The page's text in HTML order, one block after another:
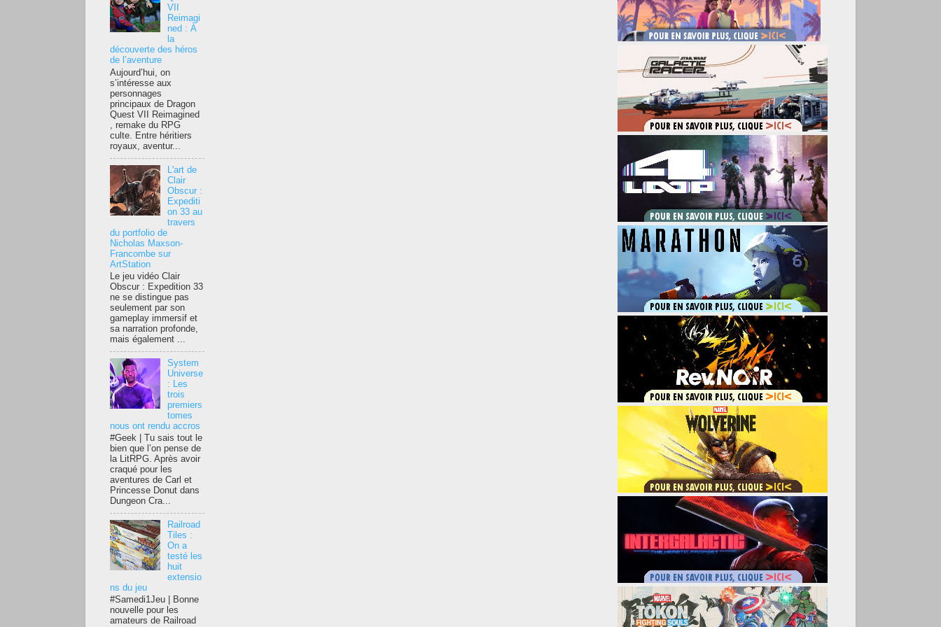
VII
Reimagi
ned : À
la
découverte des héros
de l’aventure
Aujourd’hui, on
s’intéresse aux
personnages
principaux de Dragon
Quest VII Reimagined
, remake du RPG
culte. Entre héritiers
royaux, aventur...
L'art de
Clair
Obscur :
Expediti
on 33 au
travers
du portfolio de
Nicholas Maxson-
Francombe sur
ArtStation
Le jeu vidéo Clair
Obscur : Expedition 33
ne se distingue pas
seulement par son
gameplay immersif et
sa narration profonde,
mais également ...
System
Universe
: Les
trois
premiers
tomes
nous ont rendu accros
#Geek | Tu sais tout le
bien que l’on pense de
la LitRPG. Après avoir
craqué pour les
aventures de Carl et
Princesse Donut dans
Dungeon Cra...
Railroad
Tiles :
On a
testé les
huit
extensio
ns du jeu
#Samedi1Jeu | Bonne
nouvelle pour les
amateurs de Railroad